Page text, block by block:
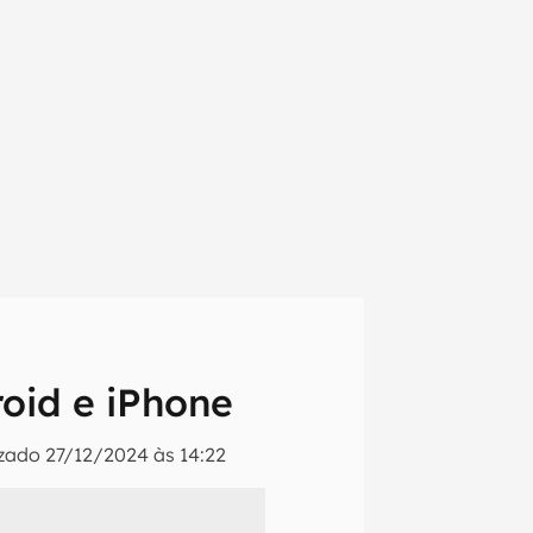
e iPhone
27/12/2024 às 14:22
primeira